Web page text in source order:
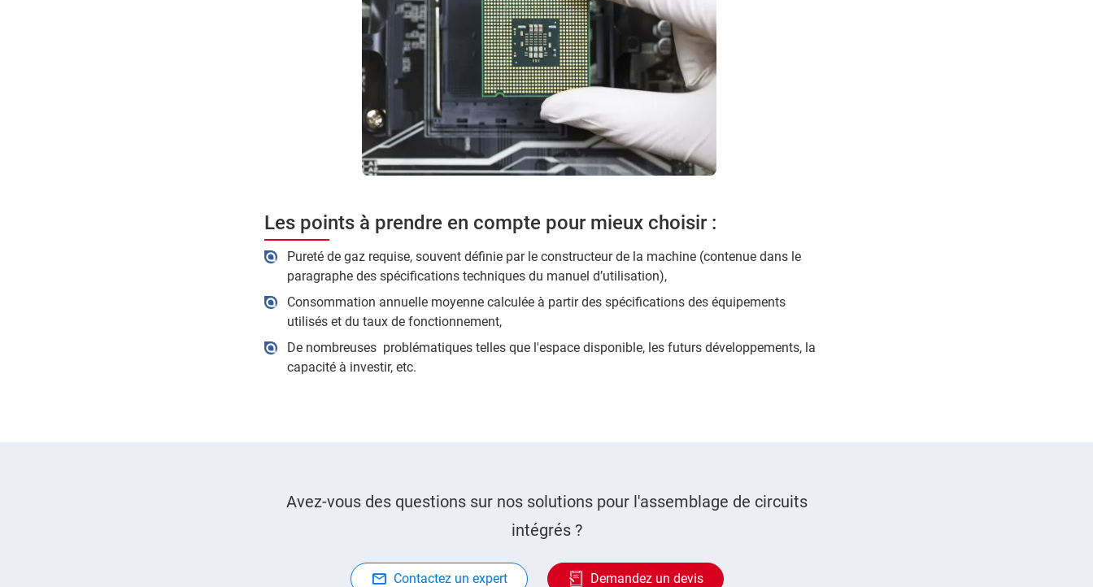
Les points à prendre en compte pour mieux choisir :
Pureté de gaz requise, souvent définie par le constructeur de la machine (contenue dans le
paragraphe des spécifications techniques du manuel d’utilisation),
Consommation annuelle moyenne calculée à partir des spécifications des équipements
utilisés et du taux de fonctionnement,
De nombreuses problématiques telles que l'espace disponible, les futurs développements, la
capacité à investir, etc.
Avez-vous des questions sur nos solutions pour l'assemblage de circuits
intégrés ?
Contactez un expert Demandez un devis